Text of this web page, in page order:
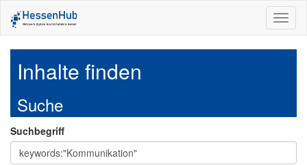
Inhalte finden
Suche
Suchbegriff